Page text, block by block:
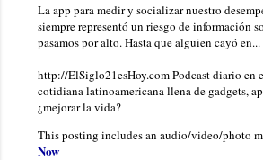
La app para medir y socializar nuestro
siempre representó un riesgo de información
pasamos por alto. Hasta que alguien cayó en...
http://ElSiglo21esHoy.com Podcast diario en
cotidiana latinoamericana llena de gadgets,
¿mejorar la vida?
This posting includes an audio/video/photo
Now